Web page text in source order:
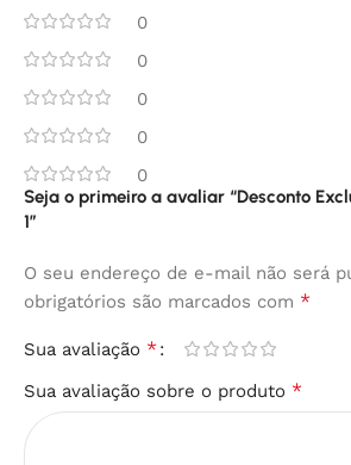
0
0
0
0
0
Seja o primeiro a avaliar “Desconto
1”
O seu endereço de e-mail não será
obrigatórios são marcados com *
Sua avaliação *
Sua avaliação sobre o produto *